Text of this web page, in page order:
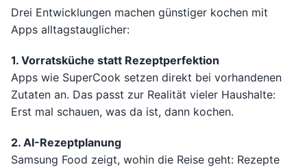
Drei Entwicklungen machen günstiger kochen mit
Apps alltagstauglicher:
1. Vorratsküche statt Rezeptperfektion
Apps wie SuperCook setzen direkt bei vorhandenen
Zutaten an. Das passt zur Realität vieler Haushalte:
Erst mal schauen, was da ist, dann kochen.
2. AI-Rezeptplanung
Samsung Food zeigt, wohin die Reise geht: Rezepte